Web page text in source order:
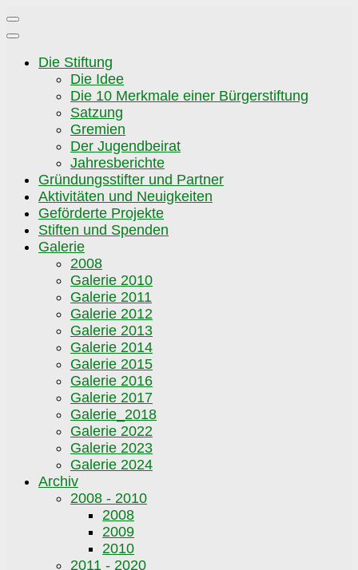
Zum
Inhalt
Die Stiftung
Die Idee
Die 10 Merkmale einer Bürgerstiftung
Satzung
Gremien
Der Jugendbeirat
Jahresberichte
Gründungsstifter und Partner
Aktivitäten und Neuigkeiten
Geförderte Projekte
Stiften und Spenden
Galerie
2008
Galerie 2010
Galerie 2011
Galerie 2012
Galerie 2013
Galerie 2014
Galerie 2015
Galerie 2016
Galerie 2017
Galerie_2018
Galerie 2022
Galerie 2023
Galerie 2024
Archiv
2008 - 2010
2008
2009
2010
2011 - 2020